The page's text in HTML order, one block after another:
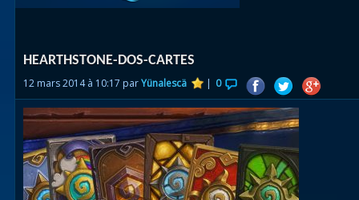
des îles
le vol
HEARTHSTONE-DOS-CARTES
12 mars 2014 à 10:17 parYünalescä | 0